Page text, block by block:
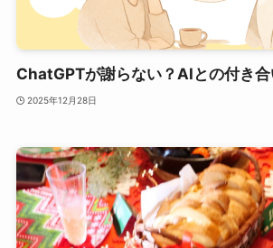
ChatGPTが謝らない？AIとの付き
2025年12月28日